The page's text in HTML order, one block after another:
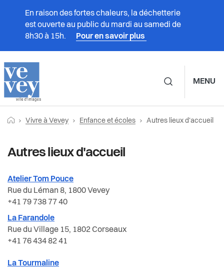
En raison des fortes chaleurs, la déchetterie
est ouverte au public du mardi au samedi de
8h30 à 15h.
Pour en savoir plus
MENU
Prestations
Vivre à Vevey
Vivre à Vevey
Associations
Culture
Durabilité et énergie
Economie et tourisme
Enfance et écoles
Enfance et écoles
Accueil familial de jour
Accueil parascolaire
Accueil préscolaire
Activités liées à la scolarité
Administration
Vie politique
Actualités
Pilier public
FilRetourner vers la page d'accueil
Vivre à Vevey Enfance et écoles Page actuelle:
Autres lieux d'accueil
Autres lieux d'accueil
Atelier Tom Pouce
Rue du Léman 8, 1800 Vevey
+41 79 738 77 40
La Farandole
Rue du Village 15, 1802 Corseaux
+41 76 434 82 41
La Tourmaline